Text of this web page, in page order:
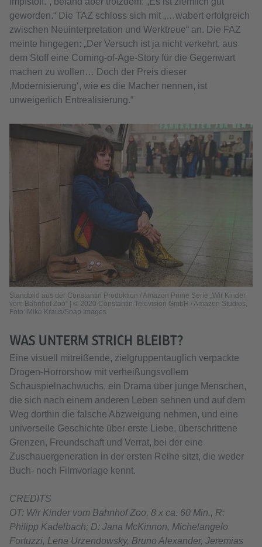
geworden.“ Die TAZ schloss sich mit „…wabert erfolgreich
zwischen Neuinterpretation und Werktreue“ an. Die FAZ
meinte hingegen: „Der Versuch ist ja nicht verkehrt, aus
dem Stoff eine Coming-of-Age-Story für die Gegenwart
machen zu wollen… Doch der Preis dieser
‚Modernisierung‘, wie es die Macher nennen, ist
unweigerlich Entrealisierung.“
Standbild aus der Constantin Produktion / Amazon Prime Serie „Wir Kinder
vom Bahnhof Zoo“ | © 2020 Constantin Television GmbH / Amazon Studios,
Foto: Mike Kraus/Soap Images
WAS UNTERM STRICH BLEIBT?
Eine visuell mitreißende, zielgruppentauglich verpackte
Drogen-Horrorshow mit verheißungsvollem
Schauspielnachwuchs, ein Drama über junge Menschen,
die sich nach einem anderen Leben sehnen und auf dem
Weg dorthin die falsche Abzweigung nehmen, und eine
universelle Geschichte über erste Liebe, überschrittene
Grenzen, Freundschaft und Verrat, bei der eine
Zuschauergeneration in der ersten Reihe sitzt, die weder
Buch- noch Filmvorlage kennt.
CREDITS
OT: Wir Kinder vom Bahnhof Zoo, 8 x ca. 60 Min., R:
Philipp Kadelbach; D: Jana McKinnon, Michelangelo
Fortuzzi, Lena Urzendowsky, Bruno Alexander, Jeremias